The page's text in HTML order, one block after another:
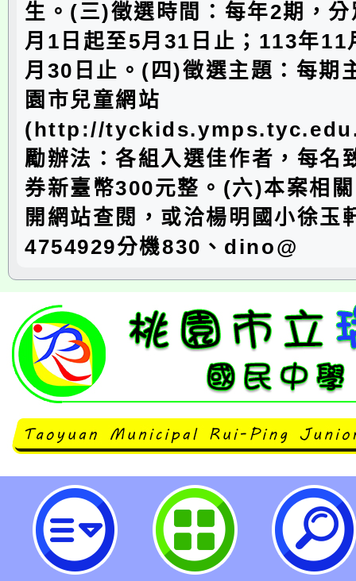
生。(三)徵選時間：每年2期，
月1日起至5月31日止；113年11
月30日止。(四)徵選主題：每期
園市兒童網站
(http://
勵辦法：各組入選佳作者，每名
券新臺幣300元整。(六)本案相
開網站查閱，或洽楊明國小徐玉
4754929分機830、dino@
桃園市兒童網站113年度小桃子資
實施計畫-桃園市立瑞坪國民中學